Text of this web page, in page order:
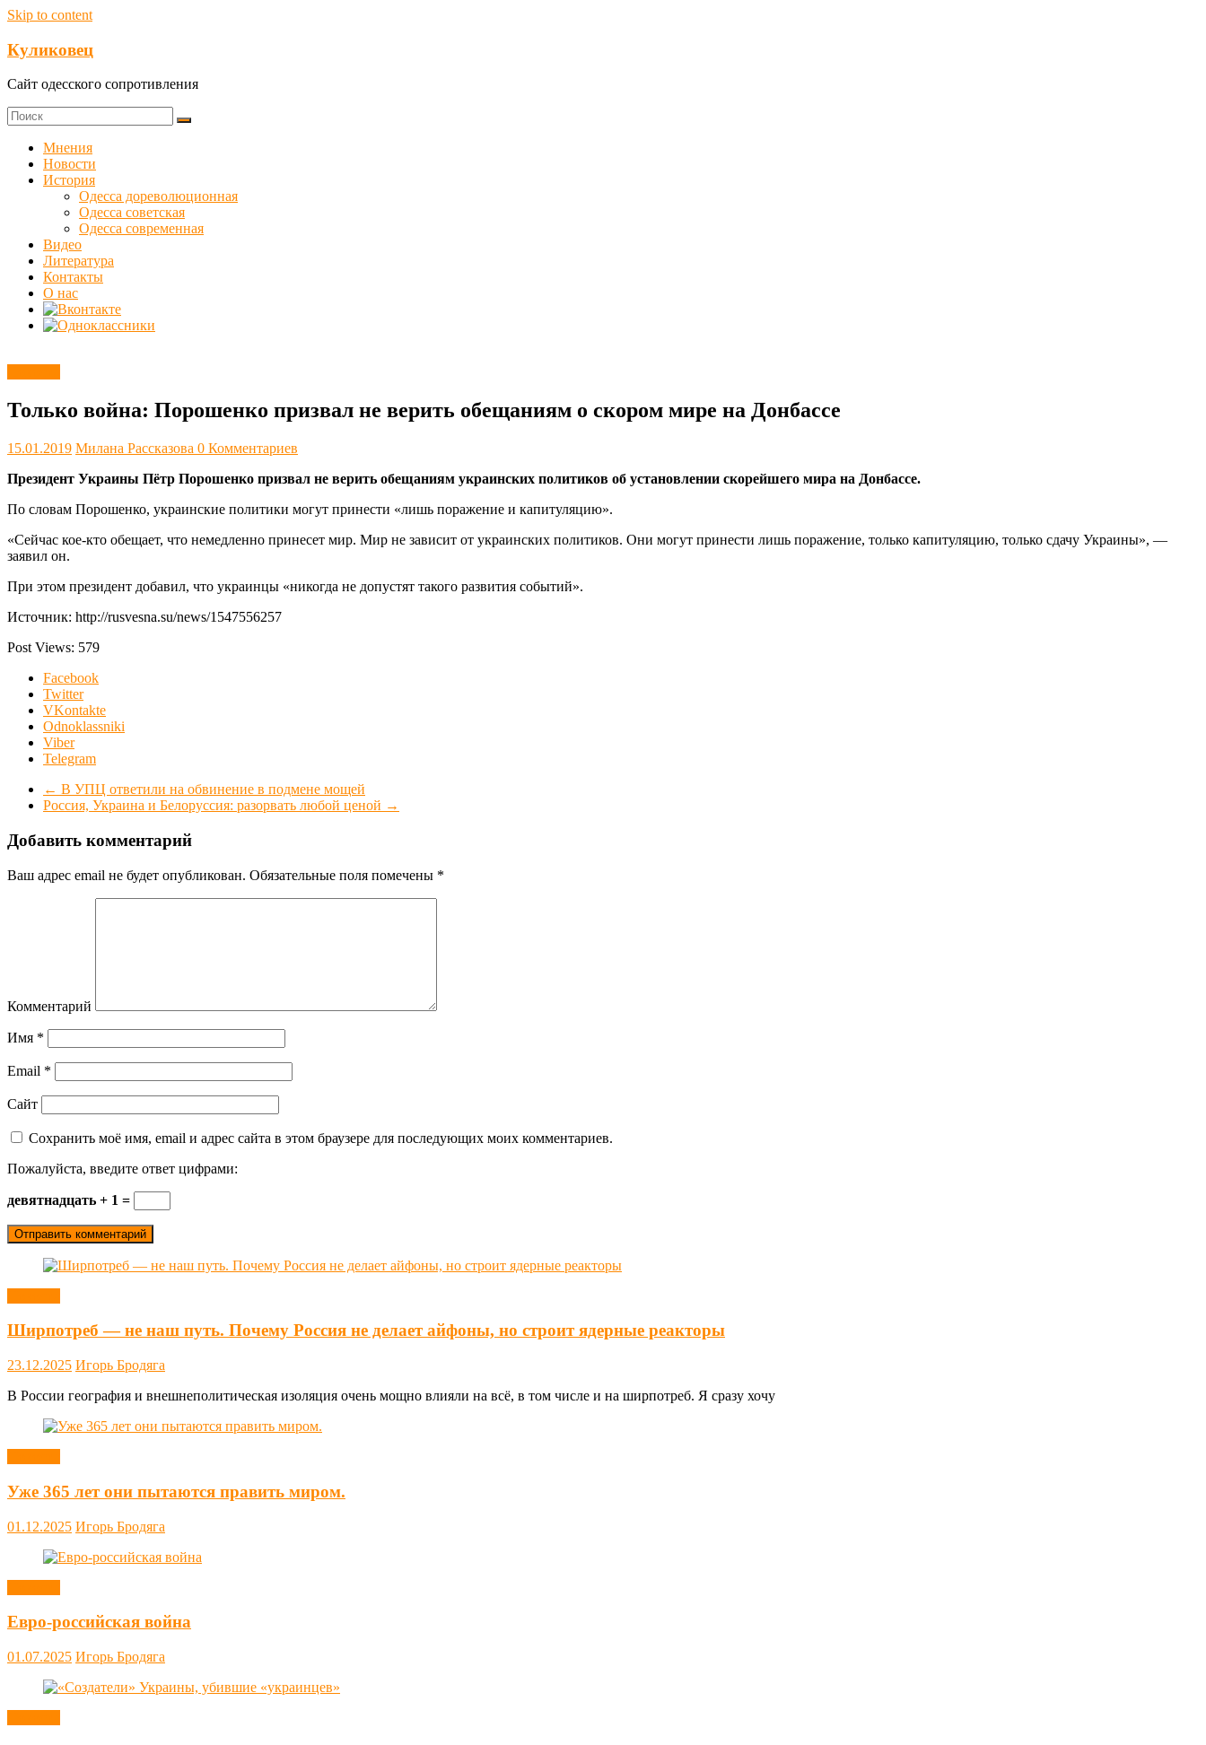
Skip to content
Куликовец
Сайт одесского сопротивления
Мнения
Новости
История
Одесса дореволюционная
Одесса советская
Одесса современная
Видео
Литература
Контакты
О нас
Только война: Порошенко призвал не верить обещаниям о скором мире на Донбассе
15.01.2019 Милана Рассказова 0 Комментариев
Президент Украины Пётр Порошенко призвал не верить обещаниям украинских политиков об установлении скорейшего мира на Донбассе.
По словам Порошенко, украинские политики могут принести «лишь поражение и капитуляцию».
«Сейчас кое-кто обещает, что немедленно принесет мир. Мир не зависит от украинских политиков. Они могут принести лишь поражение, только капитуляцию, только сдачу Украины», —
заявил он.
При этом президент добавил, что украинцы «никогда не допустят такого развития событий».
Источник: http://rusvesna.su/news/1547556257
Post Views: 579
Facebook
Twitter
VKontakte
Odnoklassniki
Viber
Telegram
← В УПЦ ответили на обвинение в подмене мощей
Россия, Украина и Белоруссия: разорвать любой ценой →
Добавить комментарий
Ваш адрес email не будет опубликован. Обязательные поля помечены *
Комментарий
Имя *
Email *
Сайт
Сохранить моё имя, email и адрес сайта в этом браузере для последующих моих комментариев.
Пожалуйста, введите ответ цифрами:
девятнадцать + 1 =
Ширпотреб — не наш путь. Почему Россия не делает айфоны, но строит ядерные реакторы
23.12.2025 Игорь Бродяга
В России география и внешнеполитическая изоляция очень мощно влияли на всё, в том числе и на ширпотреб. Я сразу хочу
Уже 365 лет они пытаются править миром.
01.12.2025 Игорь Бродяга
Евро-российская война
01.07.2025 Игорь Бродяга